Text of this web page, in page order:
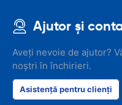
Ajutor și
Aveți nevoie de ajutor?
noștri în închirieri.
Asistență pentru clienți